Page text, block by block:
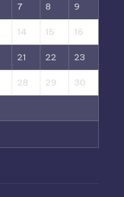
7 8 9
14 15 16
21 22 23
28 29 30